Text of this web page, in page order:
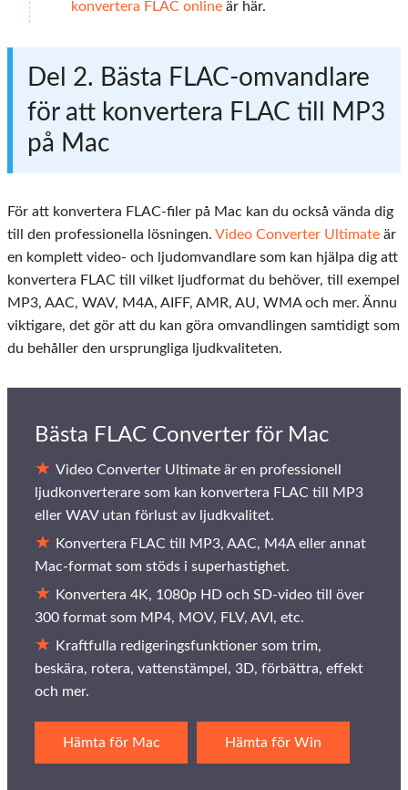
konvertera FLAC online är här.
Del 2. Bästa FLAC-omvandlare
för att konvertera FLAC till MP3
på Mac
För att konvertera FLAC-filer på Mac kan du också vända dig
till den professionella lösningen. Video Converter Ultimate är
en komplett video- och ljudomvandlare som kan hjälpa dig att
konvertera FLAC till vilket ljudformat du behöver, till exempel
MP3, AAC, WAV, M4A, AIFF, AMR, AU, WMA och mer. Ännu
viktigare, det gör att du kan göra omvandlingen samtidigt som
du behåller den ursprungliga ljudkvaliteten.
Bästa FLAC Converter för Mac
Video Converter Ultimate är en professionell
ljudkonverterare som kan konvertera FLAC till MP3
eller WAV utan förlust av ljudkvalitet.
Konvertera FLAC till MP3, AAC, M4A eller annat
Mac-format som stöds i superhastighet.
Konvertera 4K, 1080p HD och SD-video till över
300 format som MP4, MOV, FLV, AVI, etc.
Kraftfulla redigeringsfunktioner som trim,
beskära, rotera, vattenstämpel, 3D, förbättra, effekt
och mer.
Hämta för Mac Hämta för Win